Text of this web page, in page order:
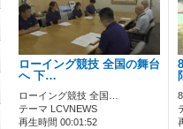
ローイング競技 全国の舞台
へ 下…
ローイング競技 全国…
テーマ LCVNEWS
再生時間 00:01:52